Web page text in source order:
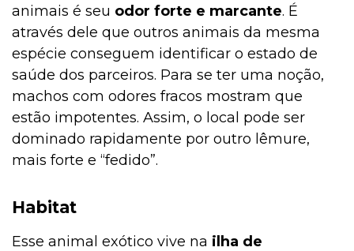
animais é seu odor forte e marcante. É
através dele que outros animais da mesma
espécie conseguem identificar o estado de
saúde dos parceiros. Para se ter uma noção,
machos com odores fracos mostram que
estão impotentes. Assim, o local pode ser
dominado rapidamente por outro lêmure,
mais forte e “fedido”.
Habitat
Esse animal exótico vive na ilha de